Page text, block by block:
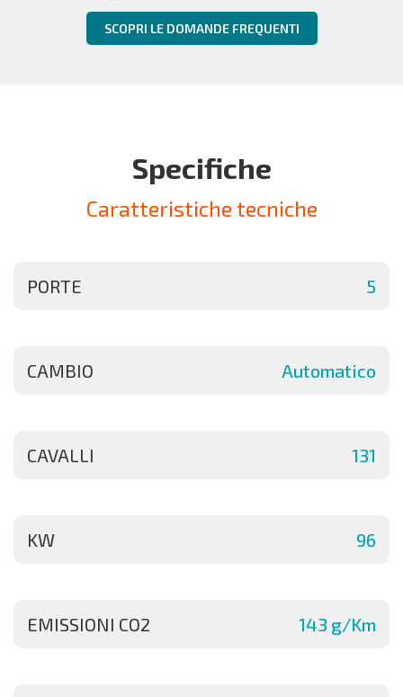
SCOPRI LE DOMANDE FREQUENTI
Specifiche
Caratteristiche tecniche
PORTE 5
CAMBIO Automatico
CAVALLI 131
KW 96
EMISSIONI CO2 143 g/Km